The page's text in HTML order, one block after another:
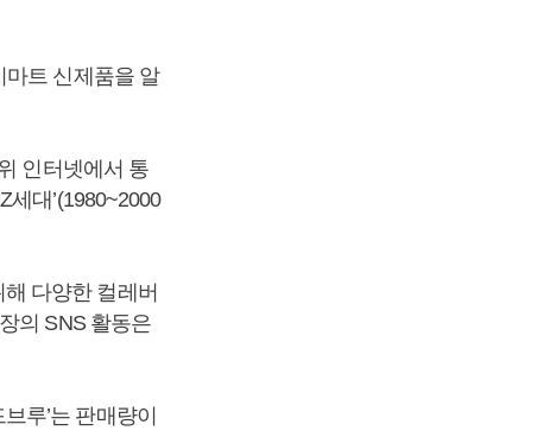
마트 신제품을 알
인터넷에서 통
대’(1980~2000
다양한 컬레버
의 SNS 활동은
루’는 판매량이